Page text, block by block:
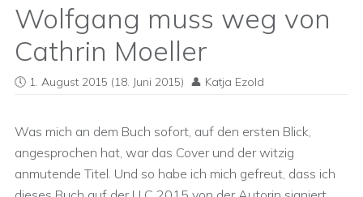
Wolfgang muss weg von
Cathrin Moeller
1. August 2015 (18. Juni 2015) Katja Ezold
Was mich an dem Buch sofort, auf den ersten Blick,
angesprochen hat, war das Cover und der witzig
anmutende Titel. Und so habe ich mich gefreut, dass ich